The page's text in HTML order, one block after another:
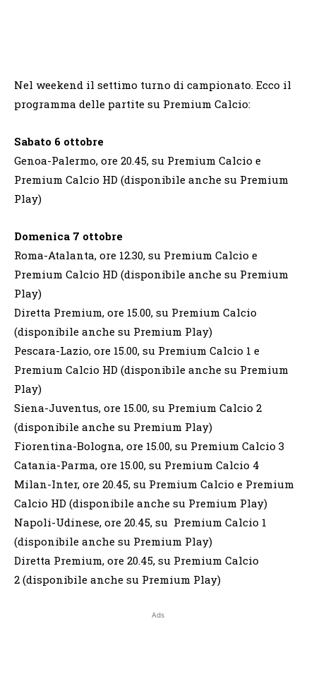
Nel weekend il settimo turno di campionato. Ecco il
programma delle partite su Premium Calcio:
Sabato 6 ottobre
Genoa-Palermo, ore 20.45, su Premium Calcio e
Premium Calcio HD (disponibile anche su Premium
Play)
Domenica 7 ottobre
Roma-Atalanta, ore 12.30, su Premium Calcio e
Premium Calcio HD (disponibile anche su Premium
Play)
Diretta Premium, ore 15.00, su Premium Calcio
(disponibile anche su Premium Play)
Pescara-Lazio, ore 15.00, su Premium Calcio 1 e
Premium Calcio HD (disponibile anche su Premium
Play)
Siena-Juventus, ore 15.00, su Premium Calcio 2
(disponibile anche su Premium Play)
Fiorentina-Bologna, ore 15.00, su Premium Calcio 3
Catania-Parma, ore 15.00, su Premium Calcio 4
Milan-Inter, ore 20.45, su Premium Calcio e Premium
Calcio HD (disponibile anche su Premium Play)
Napoli-Udinese, ore 20.45, su Premium Calcio 1
(disponibile anche su Premium Play)
Diretta Premium, ore 20.45, su Premium Calcio
2 (disponibile anche su Premium Play)
Ads